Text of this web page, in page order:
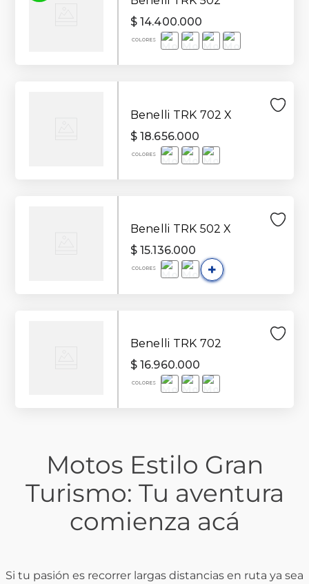
$ 14.400.000
Benelli TRK 702 X
$ 18.656.000
Benelli TRK 502 X
$ 15.136.000
Benelli TRK 702
$ 16.960.000
Motos Estilo Gran
Turismo: Tu aventura
comienza acá
Si tu pasión es recorrer largas distancias en ruta ya sea